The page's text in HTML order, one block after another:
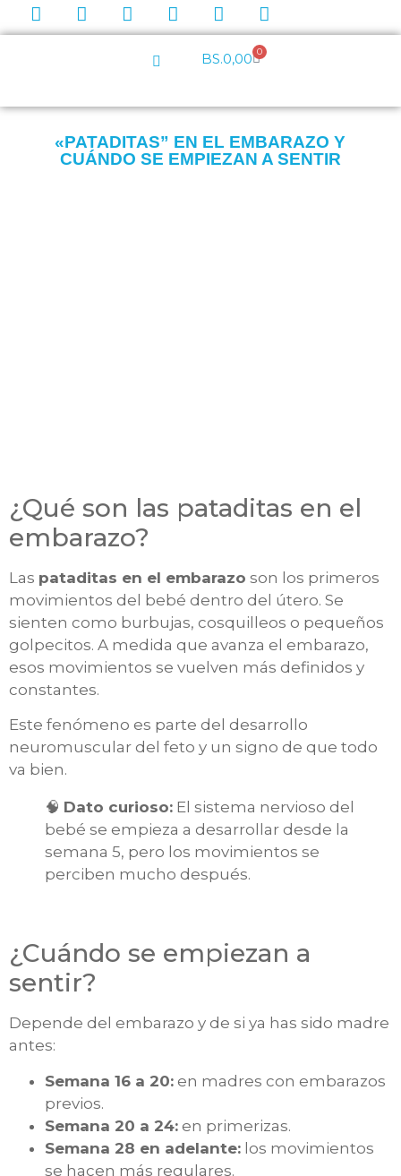
BS.0,00 0
«PATADITAS” EN EL EMBARAZO Y
CUÁNDO SE EMPIEZAN A SENTIR
¿Qué son las pataditas en el
embarazo?
Las pataditas en el embarazo son los primeros
movimientos del bebé dentro del útero. Se
sienten como burbujas, cosquilleos o pequeños
golpecitos. A medida que avanza el embarazo,
esos movimientos se vuelven más definidos y
constantes.
Este fenómeno es parte del desarrollo
neuromuscular del feto y un signo de que todo
va bien.
🧠 Dato curioso: El sistema nervioso del
bebé se empieza a desarrollar desde la
semana 5, pero los movimientos se
perciben mucho después.
¿Cuándo se empiezan a
sentir?
Depende del embarazo y de si ya has sido madre
antes:
Semana 16 a 20: en madres con embarazos
previos.
Semana 20 a 24: en primerizas.
Semana 28 en adelante: los movimientos
se hacen más regulares.